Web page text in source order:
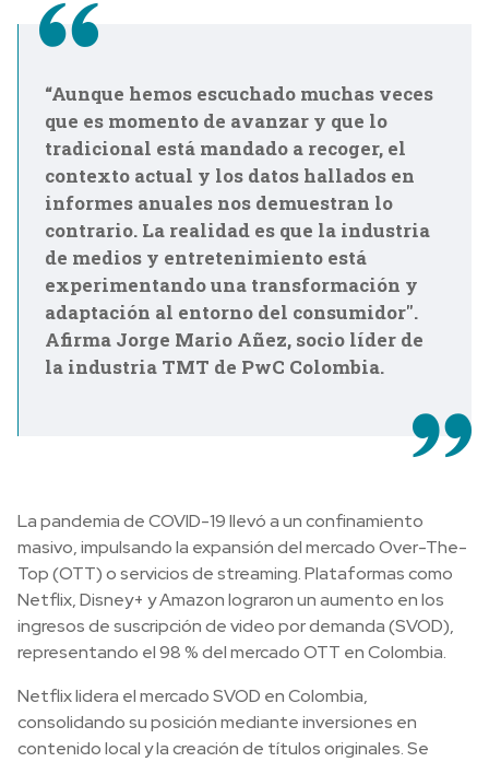
“Aunque hemos escuchado muchas veces
que es momento de avanzar y que lo
tradicional está mandado a recoger, el
contexto actual y los datos hallados en
informes anuales nos demuestran lo
contrario. La realidad es que la industria
de medios y entretenimiento está
experimentando una transformación y
adaptación al entorno del consumidor''.
Afirma Jorge Mario Añez, socio líder de
la industria TMT de PwC Colombia.
La pandemia de COVID-19 llevó a un confinamiento
masivo, impulsando la expansión del mercado Over-The-
Top (OTT) o servicios de streaming. Plataformas como
Netflix, Disney+ y Amazon lograron un aumento en los
ingresos de suscripción de video por demanda (SVOD),
representando el 98 % del mercado OTT en Colombia.
Netflix lidera el mercado SVOD en Colombia,
consolidando su posición mediante inversiones en
contenido local y la creación de títulos originales. Se